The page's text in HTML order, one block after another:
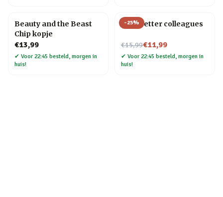
Beauty and the Beast
Chip kopje
€13,99
✔ Voor 22:45 besteld, morgen in
huis!
-25%
Mok Better colleagues
€15,99
Nu voor€11,99
✔ Voor 22:45 besteld, morgen in
huis!